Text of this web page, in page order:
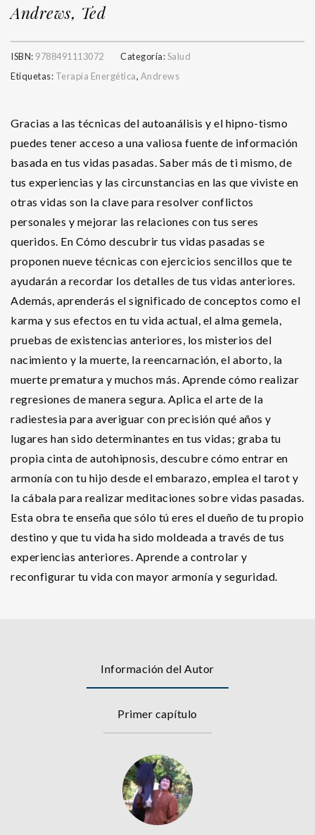
Andrews, Ted
ISBN: 9788491113072 Categoría:Salud
Etiquetas: Terapia Energética, Andrews
Gracias a las técnicas del autoanálisis y el hipno-tismo
puedes tener acceso a una valiosa fuente de información
basada en tus vidas pasadas. Saber más de ti mismo, de
tus experiencias y las circunstancias en las que viviste en
otras vidas son la clave para resolver conflictos
personales y mejorar las relaciones con tus seres
queridos. En Cómo descubrir tus vidas pasadas se
proponen nueve técnicas con ejercicios sencillos que te
ayudarán a recordar los detalles de tus vidas anteriores.
Además, aprenderás el significado de conceptos como el
karma y sus efectos en tu vida actual, el alma gemela,
pruebas de existencias anteriores, los misterios del
nacimiento y la muerte, la reencarnación, el aborto, la
muerte prematura y muchos más. Aprende cómo realizar
regresiones de manera segura. Aplica el arte de la
radiestesia para averiguar con precisión qué años y
lugares han sido determinantes en tus vidas; graba tu
propia cinta de autohipnosis, descubre cómo entrar en
armonía con tu hijo desde el embarazo, emplea el tarot y
la cábala para realizar meditaciones sobre vidas pasadas.
Esta obra te enseña que sólo tú eres el dueño de tu propio
destino y que tu vida ha sido moldeada a través de tus
experiencias anteriores. Aprende a controlar y
reconfigurar tu vida con mayor armonía y seguridad.
Información del Autor
Primer capítulo